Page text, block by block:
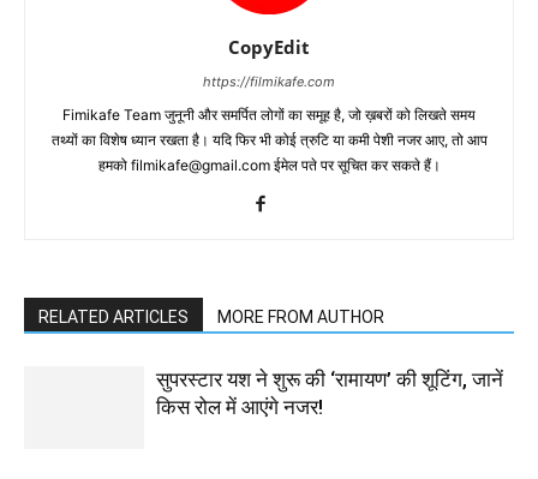
CopyEdit
https://filmikafe.com
Fimikafe Team जुनूनी और समर्पित लोगों का समूह है, जो ख़बरों को लिखते समय
तथ्‍यों का विशेष ध्‍यान रखता है। यदि फिर भी कोई त्रुटि या कमी पेशी नजर आए, तो आप
हमको filmikafe@gmail.com ईमेल पते पर सूचित कर सकते हैं।
RELATED ARTICLES MORE FROM AUTHOR
सुपरस्टार यश ने शुरू की ‘रामायण’ की शूटिंग, जानें
किस रोल में आएंगे नजर!